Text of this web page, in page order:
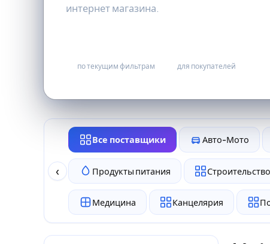
интернет магазина.
по текущим фильтрам для покупателей
‹
Все поставщики Авто-Мото
Продукты питания
Медицина Канцелярия